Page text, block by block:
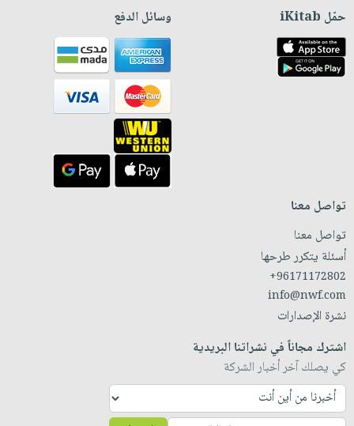
حمّل iKitab وسائل الدفع
تواصل معنا
تواصل معنا
أسئلة يتكرر طرحها
+96171172802
info@nwf.com
نشرة الإصدارات
اشترك مجاناً في نشراتنا البريدية
كي يصلك آخر أخبار الشركة